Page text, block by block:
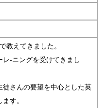
教えてきました。
レ-ニングを受けてきまし
徒さんの要望を中心とした英
す。